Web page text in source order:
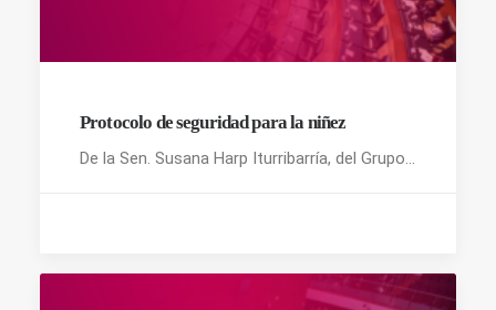
Protocolo de seguridad para la niñez
De la Sen. Susana Harp Iturribarría, del Grupo…